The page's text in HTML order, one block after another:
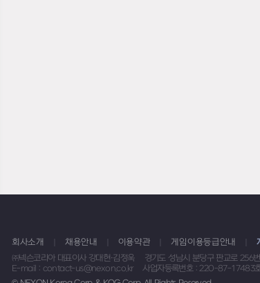
회사소개 채용안내 이용약관 게임이용등급안내
㈜넥슨코리아 대표이사 강대현·김정욱
경기도 성남시 분당구 판교로 256
E-mail : contact-us@nexon.co.kr
사업자등록번호 : 220-87-17483